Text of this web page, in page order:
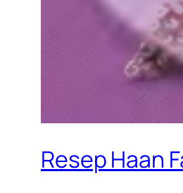
Resep Haan